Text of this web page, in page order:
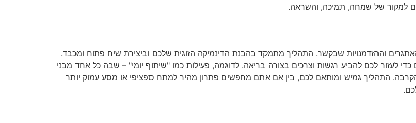
למקור של שמחה, תמיכה, והשראה.
וההזדמנויות שבקשר. התהליך מתמקד בהבנת הדינמיקה הזוגית שלכם וביצירת שיח פתוח ומכבד.
לעזור לכם להביע רגשות וצרכים בצורה בריאה. לדוגמה, פעילות כמו "שיתוף יומי" – שבה כל אחד מבני
התהליך גמיש ומותאם לכם, בין אם אתם מחפשים פתרון מהיר למתח ספציפי או מסע עמוק יותר